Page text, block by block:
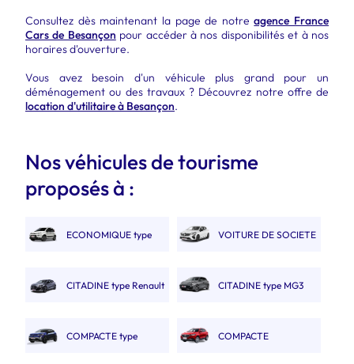
Consultez dès maintenant la page de notreagence France
Cars de Besançon pour accéder à nos disponibilités et à nos
horaires d'ouverture.
Vous avez besoin d'un véhicule plus grand pour un
déménagement ou des travaux ? Découvrez notre offre de
location d'utilitaire à Besançon.
Nos véhicules de tourisme
proposés à :
ECONOMIQUE type VOITURE DE SOCIETE
CITADINE type Renault
CITADINE type MG3
COMPACTE type COMPACTE